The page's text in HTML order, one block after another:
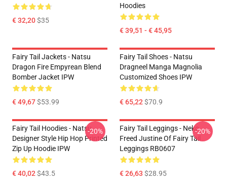
€ 32,20$35
Hoodies
€ 39,51 - € 45,95
Fairy Tail Jackets - Natsu
Dragon Fire Empyrean Blend
Bomber Jacket IPW
€ 49,67$53.99
Fairy Tail Shoes - Natsu
Dragneel Manga Magnolia
Customized Shoes IPW
€ 65,22$70.9
Fairy Tail Hoodies - Natsu
Designer Style Hip Hop Printed
Zip Up Hoodie IPW
€ 40,02$43.5
-20%
Fairy Tail Leggings - Neko
Freed Justine Of Fairy Tail
Leggings RB0607
€ 26,63 $28.95
-20%